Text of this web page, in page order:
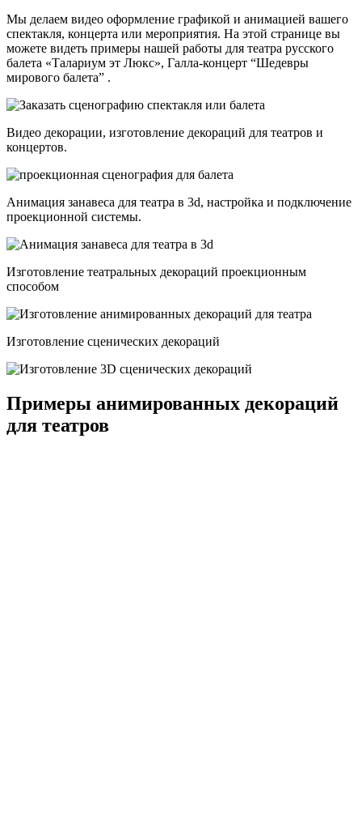
Мы делаем видео оформление графикой и анимацией вашего
спектакля, концерта или мероприятия. На этой странице вы
можете видеть примеры нашей работы для театра русского
балета «Талариум эт Люкс», Галла-концерт “Шедевры
мирового балета” .
Видео декорации, изготовление декораций для театров и
концертов.
Анимация занавеса для театра в 3d, настройка и подключение
проекционной системы.
Изготовление театральных декораций проекционным
способом
Изготовление сценических декораций
Примеры анимированных декораций
для театров